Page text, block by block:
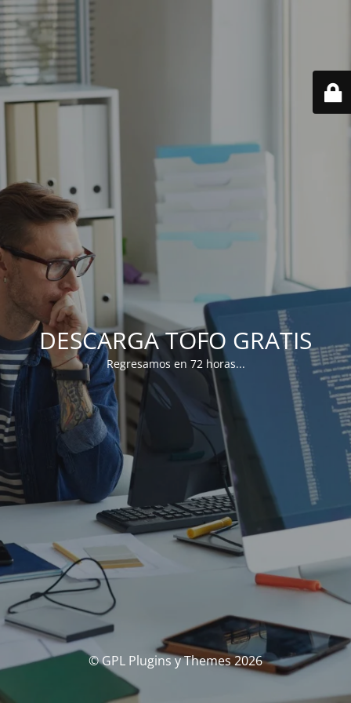
DESCARGA TOFO GRATIS
Regresamos en 72 horas...
© GPL Plugins y Themes 2026